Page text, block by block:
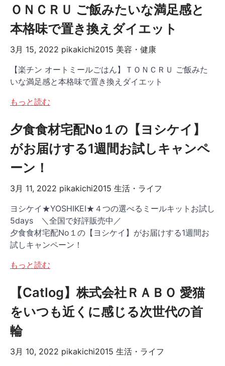
ＯＮＣＲＵ ご飯みたいな満足感と
本格味で置き換えダイエット
3月 15, 2022 pikakichi2015 美容・健康
【楽チン オートミールごはん】ＴＯＮＣＲＵ ご飯みた
いな満足感と本格味で置き換えダイエット
もっと読む
夕食食材宅配No１の【ヨシケイ】
がお届けする1週間お試しキャンペ
ーン！
3月 11, 2022 pikakichi2015 生活・ライフ
ヨシケイ★YOSHIKEI★４つの選べるミールキットお試し
5days ＼全国で好評販売中／
夕食食材宅配No１の【ヨシケイ】がお届けする1週間お
試しキャンペーン！
もっと読む
【Catlog】株式会社ＲＡＢＯ 愛猫
をいつも近くに感じる次世代の首
輪
3月 10, 2022 pikakichi2015 生活・ライフ